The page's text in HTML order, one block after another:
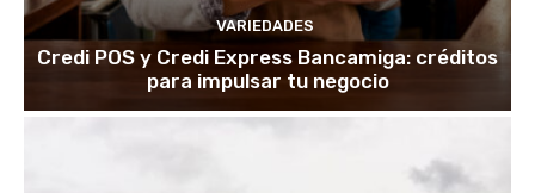
VARIEDADES
Credi POS y Credi Express Bancamiga: créditos
para impulsar tu negocio